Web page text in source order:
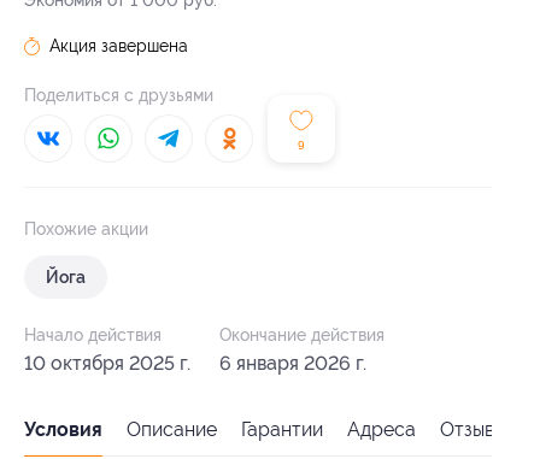
9
Акция завершена
Поделиться с друзьями
Похожие акции
Йога
Начало действия
10 октября 2025 г.
Окончание действия
6 января 2026 г.
Условия Описание Гарантии Адреса Отзывы